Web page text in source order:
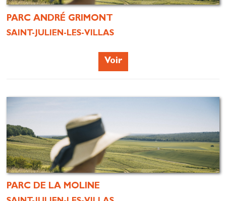
PARC ANDRÉ GRIMONT
SAINT-JULIEN-LES-VILLAS
Voir
PARC DE LA MOLINE